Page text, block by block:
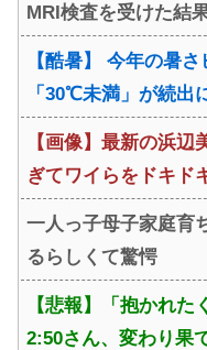
MRI検査を受けた結
【酷暑】 今年の暑
「30℃未満」が続出
【画像】最新の浜
ぎてワイらをドキド
一人っ子母子家庭育
るらしくて驚愕
【悲報】「抱かれ
2:50さん、変わり果